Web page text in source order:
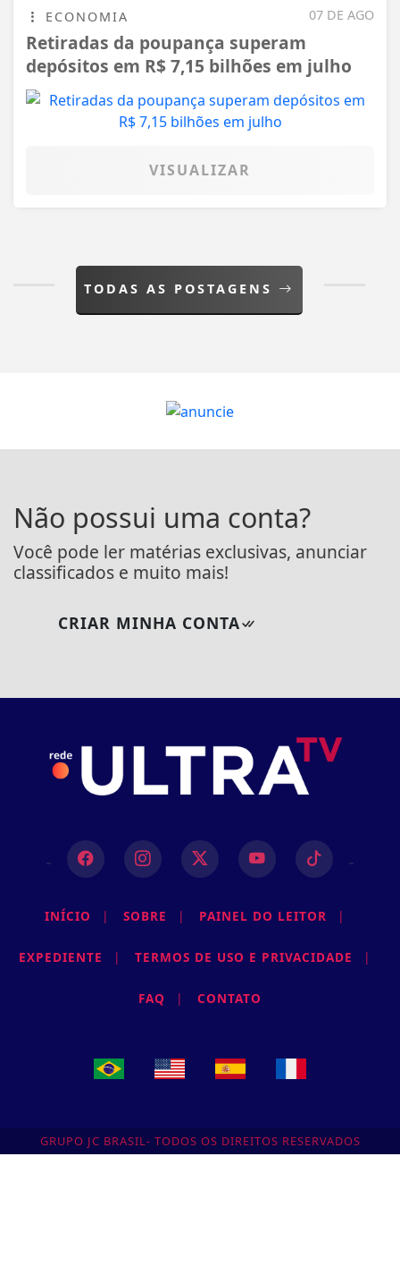
07 DE AGO
ECONOMIA
Retiradas da poupança superam
depósitos em R$ 7,15 bilhões em julho
VISUALIZAR
TODAS AS POSTAGENS
Não possui uma conta?
Você pode ler matérias exclusivas, anunciar
classificados e muito mais!
CRIAR MINHA CONTA
INÍCIO | SOBRE | PAINEL DO LEITOR |
EXPEDIENTE | TERMOS DE USO E PRIVACIDADE |
FAQ | CONTATO
GRUPO JC BRASIL- TODOS OS DIREITOS RESERVADOS